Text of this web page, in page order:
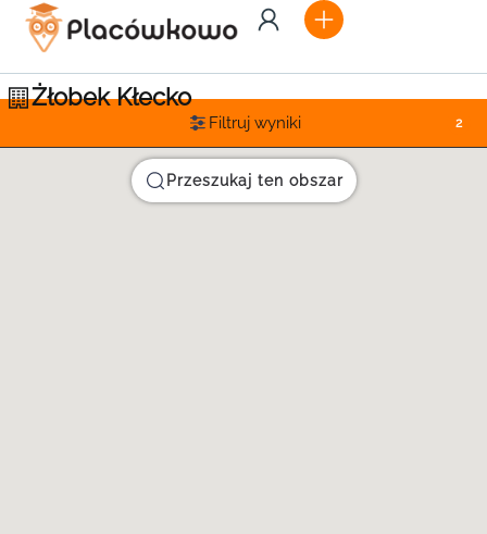
Żłobek Kłecko
Filtruj wyniki 2
Przeszukaj ten obszar